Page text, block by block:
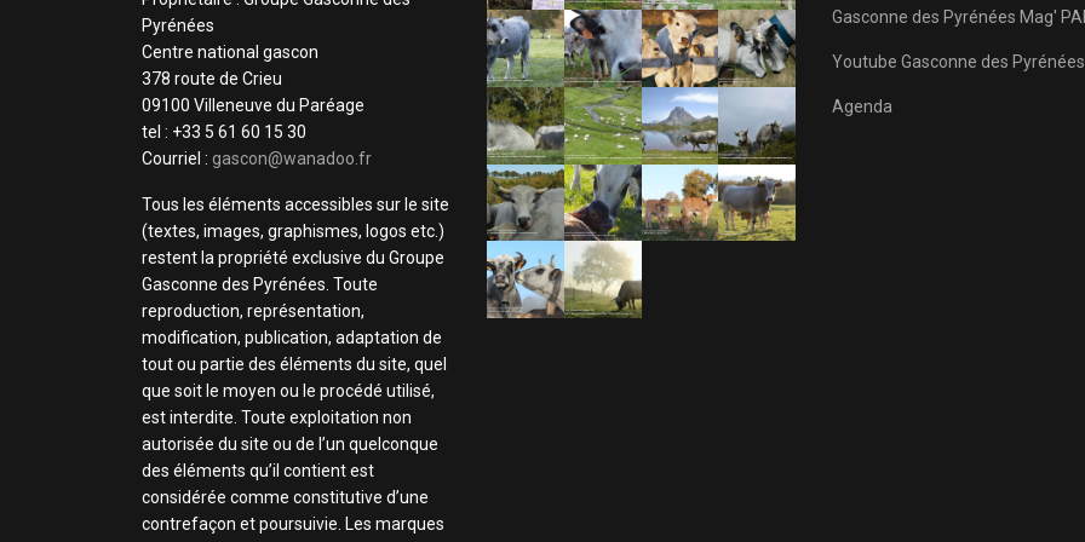
Pyrénées
Centre national gascon
378 route de Crieu
09100 Villeneuve du Paréage
tel : +33 5 61 60 15 30
Courriel : gascon@wanadoo.fr
Tous les éléments accessibles sur le site
(textes, images, graphismes, logos etc.)
restent la propriété exclusive du Groupe
Gasconne des Pyrénées. Toute
reproduction, représentation,
modification, publication, adaptation de
tout ou partie des éléments du site, quel
que soit le moyen ou le procédé utilisé,
est interdite. Toute exploitation non
autorisée du site ou de l’un quelconque
des éléments qu’il contient est
considérée comme constitutive d’une
contrefaçon et poursuivie. Les marques
Gasconne des Pyrénées Mag'
Youtube Gasconne des Pyrénées
Agenda